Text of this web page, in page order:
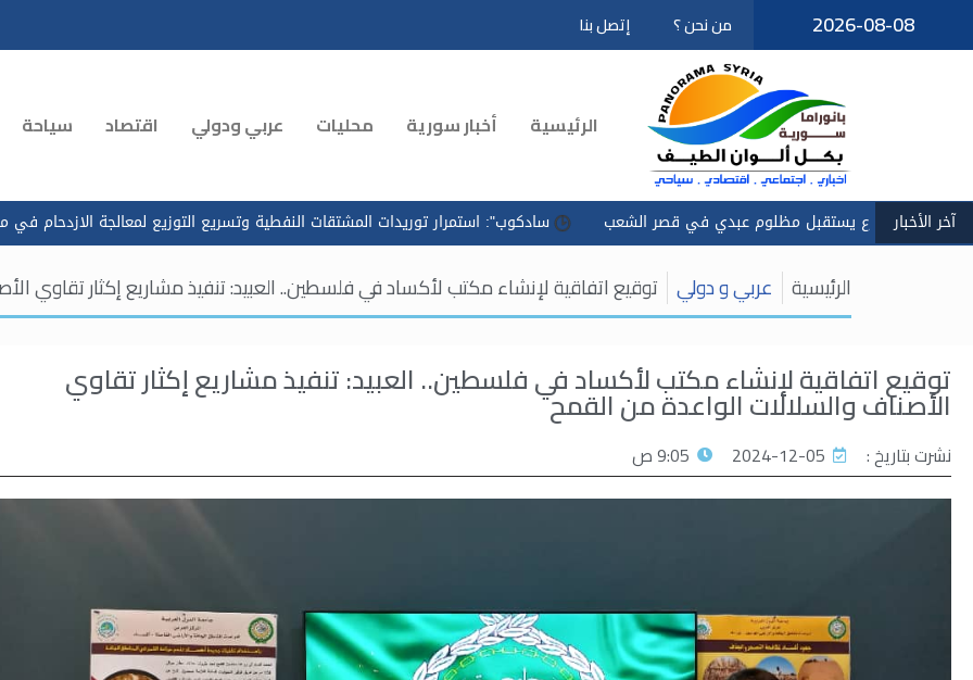
تخطى
2026-08-08 من نحن ؟ إتصل بنا
الرئيسية أخبار سورية محليات عربي ودولي اقتصاد سياحة
آخر الأخبار
مظلوم عبدي في قصر الشعب سادكوب": استمرار توريدات المشتقات النفطية وتسريع التوزيع لمعالجة الازدحام في محطات الوقود
الرئيسية عربي و دولي توقيع اتفاقية لإنشاء مكتب لأكساد في فلسطين.. العبيد: تنفيذ مشاريع إكثار تقاوي
توقيع اتفاقية لإنشاء مكتب لأكساد في فلسطين.. العبيد: تنفيذ مشاريع إكثار تقاوي
الأصناف والسلالات الواعدة من القمح
نشرت بتاريخ : 2024-12-05 9:05 ص